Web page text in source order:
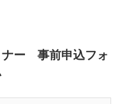
ナー 事前申込フォ